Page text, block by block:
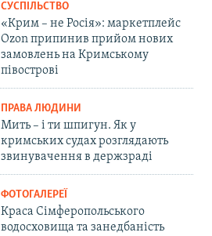
СУСПІЛЬСТВО
«Крим – не Росія»: маркетплейс
Ozon припинив прийом нових
замовлень на Кримському
півострові
ПРАВА ЛЮДИНИ
Мить – і ти шпигун. Як у
кримських судах розглядають
звинувачення в держзраді
ФОТОГАЛЕРЕЇ
Краса Сімферопольського
водосховища та занедбаність